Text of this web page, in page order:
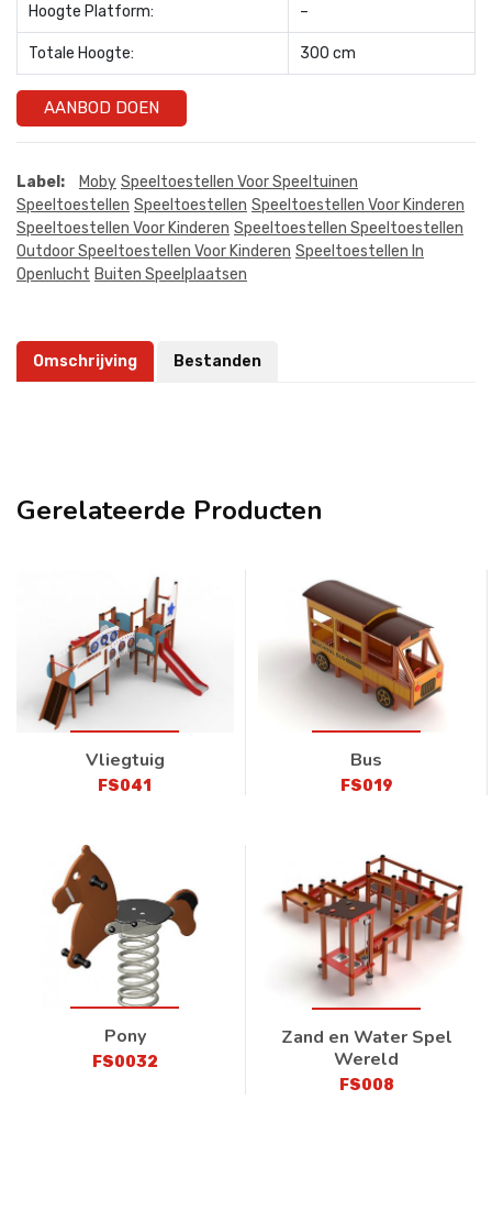
Hoogte Platform: –
Totale Hoogte: 300 cm
AANBOD DOEN
Label: Moby Speeltoestellen Voor Speeltuinen
Speeltoestellen Speeltoestellen Speeltoestellen Voor Kinderen
Speeltoestellen Voor Kinderen Speeltoestellen Speeltoestellen
Outdoor Speeltoestellen Voor Kinderen Speeltoestellen In
Openlucht Buiten Speelplaatsen
Omschrijving Bestanden
Gerelateerde Producten
Vliegtuig
FS041
Bus
FS019
Pony
FS0032
Zand en Water Spel
Wereld
FS008